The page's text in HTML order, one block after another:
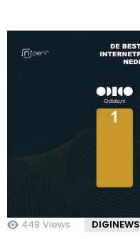
448 Views DIGINEWS